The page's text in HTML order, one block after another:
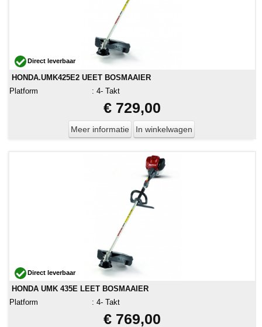
Direct leverbaar
HONDA.UMK425E2 UEET BOSMAAIER
Platform
: 4- Takt
€ 729,00
Meer informatie In winkelwagen
Direct leverbaar
HONDA UMK 435E LEET BOSMAAIER
Platform
: 4- Takt
€ 769,00